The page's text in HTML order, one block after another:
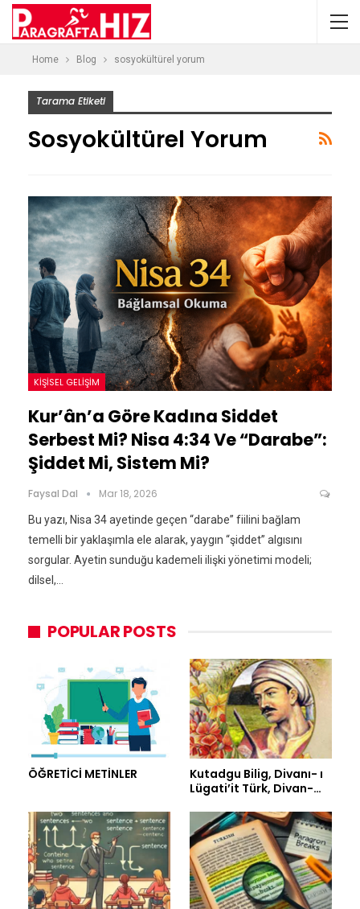
Home Blog sosyokültürel yorum
Tarama Etiketi
Sosyokültürel Yorum
KIŞISEL GELIŞIM
Kur’ân’a Göre Kadına Siddet
Serbest Mi? Nisa 4:34 Ve “Darabe”:
Şiddet Mi, Sistem Mi?
Faysal Dal Mar 18, 2026
Bu yazı, Nisa 34 ayetinde geçen “darabe” fiilini bağlam
temelli bir yaklaşımla ele alarak, yaygın “şiddet” algısını
sorgular. Ayetin sunduğu kademeli ilişki yönetimi modeli;
dilsel,…
POPULAR POSTS
ÖĞRETİCİ METİNLER
Kutadgu Bilig, Divanı- ı
Lügati’it Türk, Divan-…